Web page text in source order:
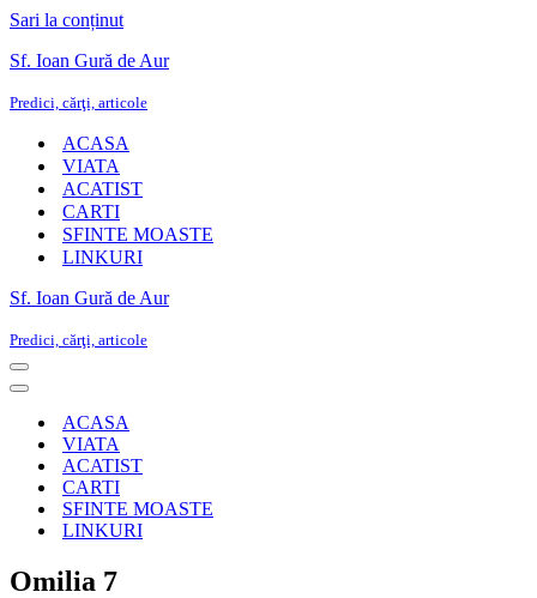
Sari la conținut
Sf. Ioan Gură de Aur
Predici, cărţi, articole
ACASA
VIATA
ACATIST
CARTI
SFINTE MOASTE
LINKURI
Sf. Ioan Gură de Aur
Predici, cărţi, articole
Meniu
de
Meniu
navigareACASA
VIATA
ACATIST
CARTI
SFINTE MOASTE
LINKURI
Omilia 7